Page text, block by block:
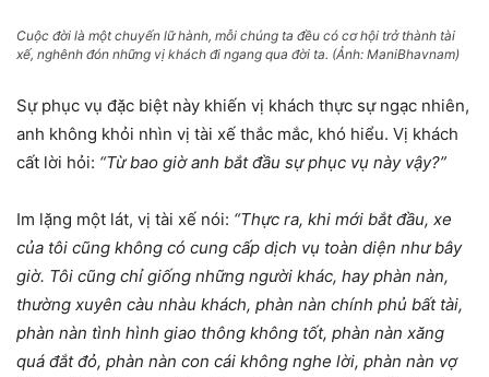
Cuộc đời là một chuyến lữ hành, mỗi chúng ta đều có cơ hội trở thành tài
xế, nghênh đón những vị khách đi ngang qua đời ta. (Ảnh: ManiBhavnam)
Sự phục vụ đặc biệt này khiến vị khách thực sự ngạc nhiên,
anh không khỏi nhìn vị tài xế thắc mắc, khó hiểu. Vị khách
cất lời hỏi: “Từ bao giờ anh bắt đầu sự phục vụ này vậy?”
Im lặng một lát, vị tài xế nói: “Thực ra, khi mới bắt đầu, xe
của tôi cũng không có cung cấp dịch vụ toàn diện như bây
giờ. Tôi cũng chỉ giống những người khác, hay phàn nàn,
thường xuyên càu nhàu khách, phàn nàn chính phủ bất tài,
phàn nàn tình hình giao thông không tốt, phàn nàn xăng
quá đắt đỏ, phàn nàn con cái không nghe lời, phàn nàn vợ